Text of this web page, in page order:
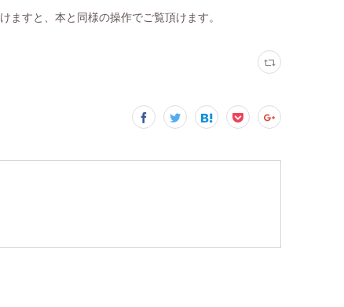
すと、本と同様の操作でご覧頂けます。